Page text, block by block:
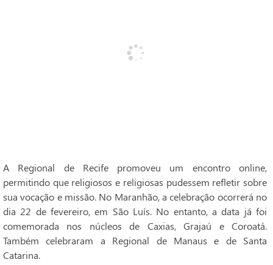
A Regional de Recife promoveu um encontro online,
permitindo que religiosos e religiosas pudessem refletir sobre
sua vocação e missão. No Maranhão, a celebração ocorrerá no
dia 22 de fevereiro, em São Luís. No entanto, a data já foi
comemorada nos núcleos de Caxias, Grajaú e Coroatá.
Também celebraram a Regional de Manaus e de Santa
Catarina.